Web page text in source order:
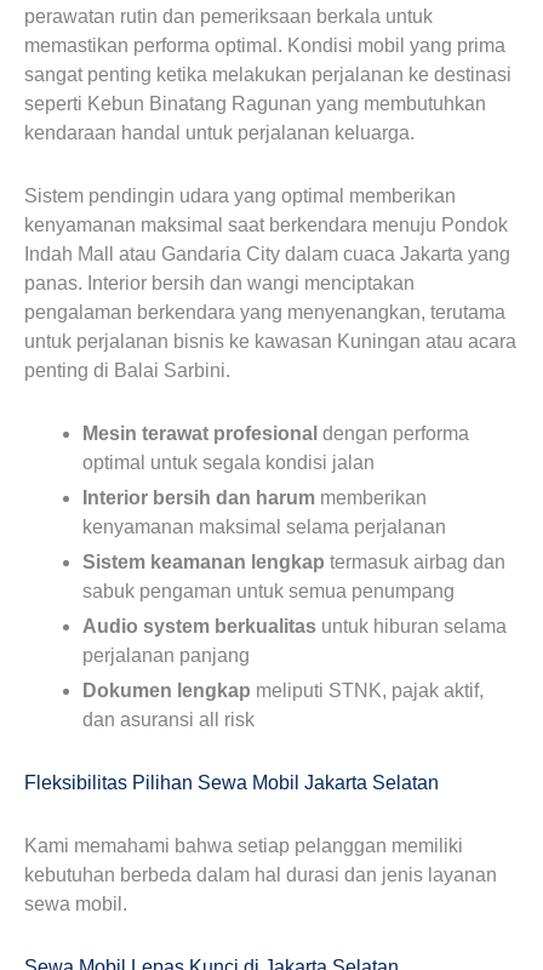
perawatan rutin dan pemeriksaan berkala untuk
memastikan performa optimal. Kondisi mobil yang prima
sangat penting ketika melakukan perjalanan ke destinasi
seperti Kebun Binatang Ragunan yang membutuhkan
kendaraan handal untuk perjalanan keluarga.
Sistem pendingin udara yang optimal memberikan
kenyamanan maksimal saat berkendara menuju Pondok
Indah Mall atau Gandaria City dalam cuaca Jakarta yang
panas. Interior bersih dan wangi menciptakan
pengalaman berkendara yang menyenangkan, terutama
untuk perjalanan bisnis ke kawasan Kuningan atau acara
penting di Balai Sarbini.
Mesin terawat profesional dengan performa
optimal untuk segala kondisi jalan
Interior bersih dan harum memberikan
kenyamanan maksimal selama perjalanan
Sistem keamanan lengkap termasuk airbag dan
sabuk pengaman untuk semua penumpang
Audio system berkualitas untuk hiburan selama
perjalanan panjang
Dokumen lengkap meliputi STNK, pajak aktif,
dan asuransi all risk
Fleksibilitas Pilihan Sewa Mobil Jakarta Selatan
Kami memahami bahwa setiap pelanggan memiliki
kebutuhan berbeda dalam hal durasi dan jenis layanan
sewa mobil.